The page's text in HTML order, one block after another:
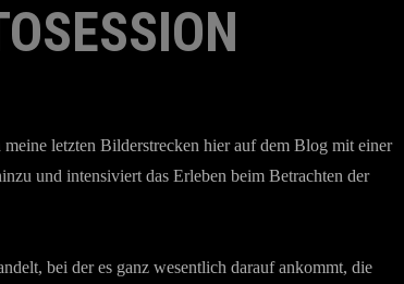
letzten Bilderstrecken hier auf dem Blog mit einer
und intensiviert das Erleben beim Betrachten der
bei der es ganz wesentlich darauf ankommt, die